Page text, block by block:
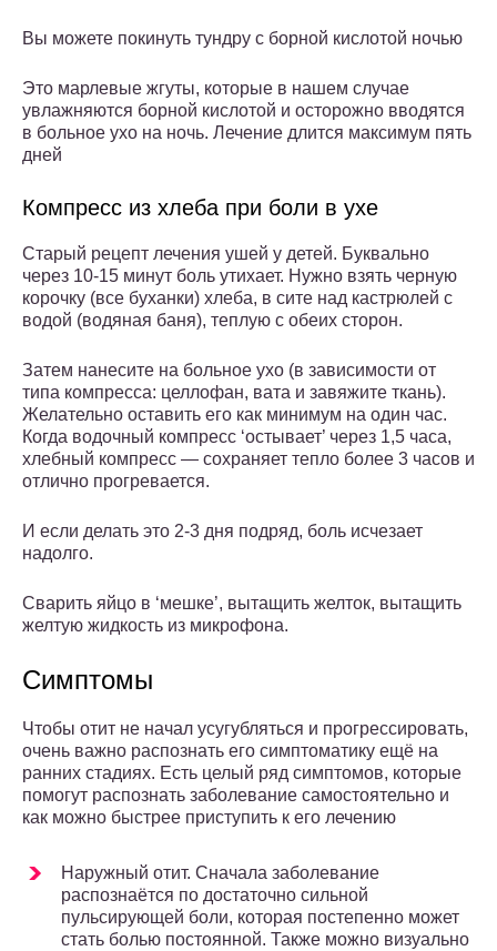
Вы можете покинуть тундру с борной кислотой ночью
Это марлевые жгуты, которые в нашем случае
увлажняются борной кислотой и осторожно вводятся
в больное ухо на ночь. Лечение длится максимум пять
дней
Компресс из хлеба при боли в ухе
Старый рецепт лечения ушей у детей. Буквально
через 10-15 минут боль утихает. Нужно взять черную
корочку (все буханки) хлеба, в сите над кастрюлей с
водой (водяная баня), теплую с обеих сторон.
Затем нанесите на больное ухо (в зависимости от
типа компресса: целлофан, вата и завяжите ткань).
Желательно оставить его как минимум на один час.
Когда водочный компресс ‘остывает’ через 1,5 часа,
хлебный компресс — сохраняет тепло более 3 часов и
отлично прогревается.
И если делать это 2-3 дня подряд, боль исчезает
надолго.
Сварить яйцо в ‘мешке’, вытащить желток, вытащить
желтую жидкость из микрофона.
Симптомы
Чтобы отит не начал усугубляться и прогрессировать,
очень важно распознать его симптоматику ещё на
ранних стадиях. Есть целый ряд симптомов, которые
помогут распознать заболевание самостоятельно и
как можно быстрее приступить к его лечению
Наружный отит. Сначала заболевание
распознаётся по достаточно сильной
пульсирующей боли, которая постепенно может
стать болью постоянной. Также можно визуально